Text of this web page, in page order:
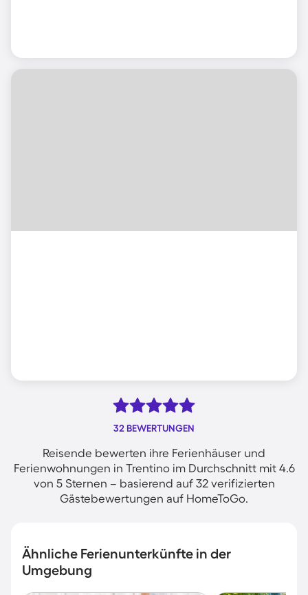
32 BEWERTUNGEN
Reisende bewerten ihre Ferienhäuser und
Ferienwohnungen in Trentino im Durchschnitt mit 4.6
von 5 Sternen – basierend auf 32 verifizierten
Gästebewertungen auf HomeToGo.
Ähnliche Ferienunterkünfte in der
Umgebung